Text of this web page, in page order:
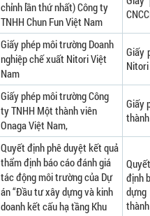
chỉnh lần thứ nhất) Công ty
TNHH Chun Fun Việt Nam
Giấy phép môi trường Doanh
nghiệp chế xuất Nitori Việt
Nam
Giấy
Giấy phép môi trường Công
ty TNHH Một thành viên
Onaga Việt Nam,
Giấy
Quyết định phê duyệt kết quả
thẩm định báo cáo đánh giá
tác động môi trường của Dự
án “Đầu tư xây dựng và kinh
doanh kết cấu hạ tầng Khu
định
dựng